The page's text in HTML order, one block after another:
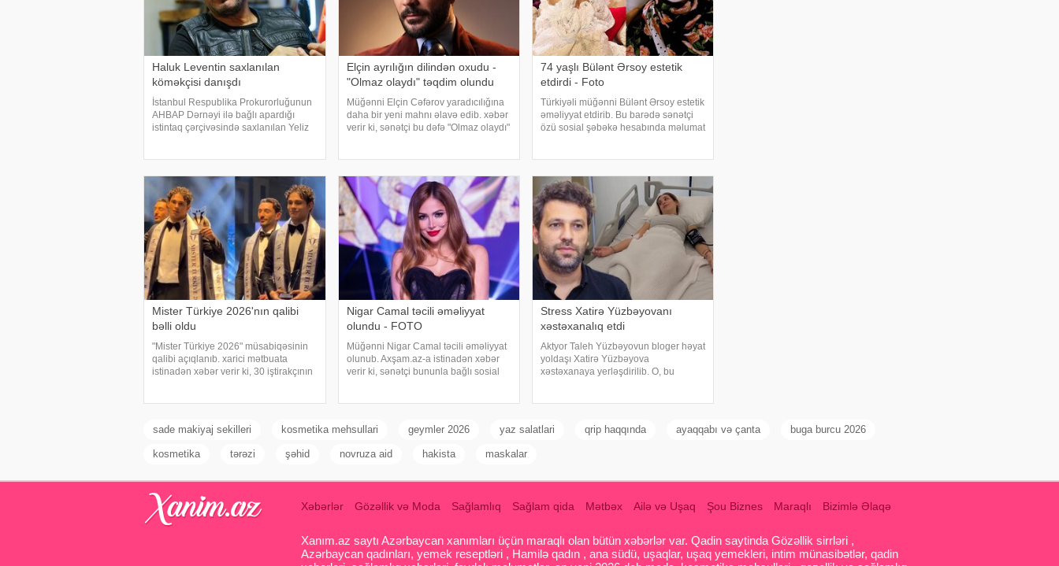
Haluk Leventin saxlanılan
köməkçisi danışdı
İstanbul Respublika Prokurorluğunun
AHBAP Dərnəyi ilə bağlı apardığı
istintaq çərçivəsində saxlanılan Yeliz
köməkçis
Elçin ayrılığın dilindən oxudu -
"Olmaz olaydı" təqdim olundu
Müğənni Elçin Cəfərov yaradıcılığına
daha bir yeni mahnı əlavə edib. xəbər
verir ki, sənətçi bu dəfə "Olmaz olaydı"
74 yaşlı Bülənt Ərsoy estetik
etdirdi - Foto
Türkiyəli müğənni Bülənt Ərsoy estetik
əməliyyat etdirib. Bu barədə sənətçi
özü sosial şəbəkə hesabında məlumat
Mister Türkiye 2026'nın qalibi
bəlli oldu
"Mister Türkiye 2026" müsabiqəsinin
qalibi açıqlanıb. xarici mətbuata
istinadən xəbər verir ki, 30 iştirakçının
Nigar Camal təcili əməliyyat
olundu - FOTO
Müğənni Nigar Camal təcili əməliyyat
olunub. Axşam.az-a istinadən xəbər
verir ki, sənətçi bununla bağlı sosial
Stress Xatirə Yüzbəyovanı
xəstəxanalıq etdi
Aktyor Taleh Yüzbəyovun bloger həyat
yoldaşı Xatirə Yüzbəyova
xəstəxanaya yerləşdirilib. O, bu
sade makiyaj sekilleri kosmetika mehsullari geymler 2026 yaz salatlari qrip haqqında ayaqqabı və çanta buga burcu 2026
kosmetika tərəzi şəhid novruza aid hakista maskalar
Xəbərlər Gözəllik və Moda Sağlamlıq Sağlam qida Mətbəx Ailə və Uşaq Şou Biznes Maraqlı Bizimlə Əlaqə
Xanım.az saytı Azərbaycan xanımları üçün maraqlı olan bütün xəbərlər var. Qadin saytinda Gözəllik sirrləri ,
Azərbaycan qadınları, yemek reseptləri , Hamilə qadın , ana südü, uşaqlar, uşaq yemekleri, intim münasibətlər, qadin